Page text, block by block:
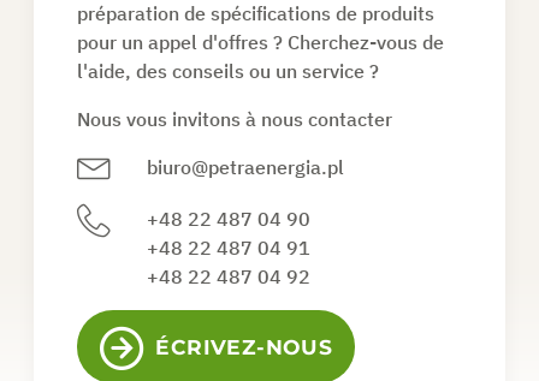
préparation de spécifications de produits
pour un appel d'offres ? Cherchez-vous de
l'aide, des conseils ou un service ?
Nous vous invitons à nous contacter
biuro@petraenergia.pl
+48 22 487 04 90
+48 22 487 04 91
+48 22 487 04 92
ÉCRIVEZ-NOUS